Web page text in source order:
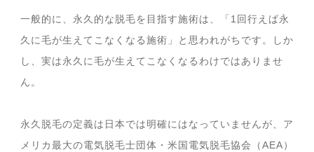
一般的に、永久的な脱毛を目指す施術は、「1回行えば永
久に毛が生えてこなくなる施術」と思われがちです。しか
し、実は永久に毛が生えてこなくなるわけではありませ
ん。
永久脱毛の定義は日本では明確にはなっていませんが、ア
メリカ最大の電気脱毛士団体・米国電気脱毛協会（AEA）